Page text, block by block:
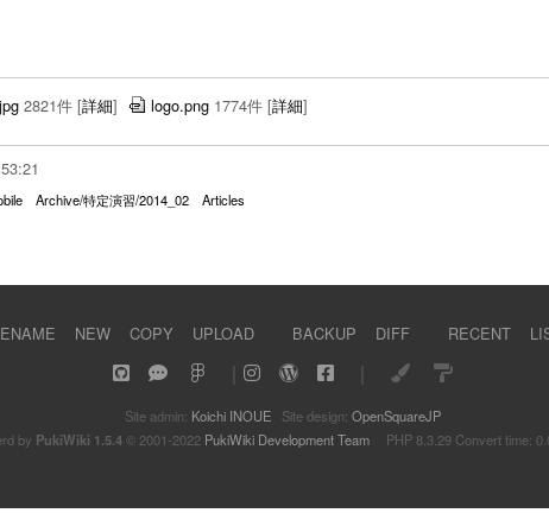
2821件 [詳細] logo.png 1774件 [詳細]
Archive/特定演習/2014_02 Articles
NEW COPY UPLOAD BACKUP DIFF RECENT
Site admin: Koichi INOUE Site design: OpenSquareJP
by PukiWiki 1.5.4© 2001-2022 PukiWiki Development TeamPHP 8.3.29 Convert time: